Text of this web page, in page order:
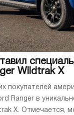
Wildtrak X
покупателей
Ranger в
X. Отмечается,